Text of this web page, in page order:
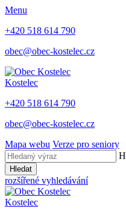
Menu
+420 518 614 790
obec@obec-kostelec.cz
Kostelec
+420 518 614 790
obec@obec-kostelec.cz
Mapa webu Verze pro seniory
Hledat
rozšířené vyhledávání
Kostelec